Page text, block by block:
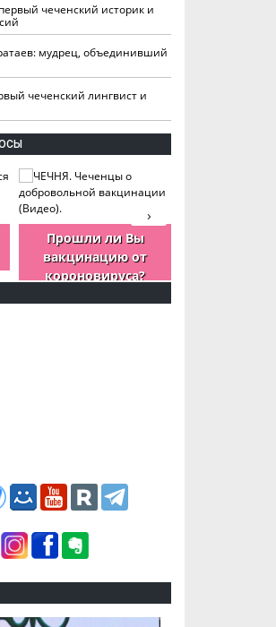
чеченский историк и
мудрец, объединивший
чеченский лингвист и
Прошли ли Вы
вакцинацию от
короновируса?
›